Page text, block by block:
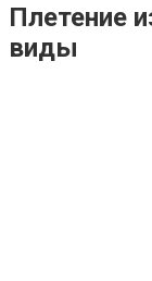
Плетение
виды